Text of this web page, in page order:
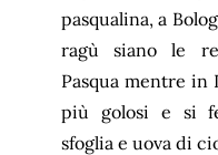
pasqualina, a
ragù siano le
Pasqua mentre in
più golosi e si
sfoglia e uova di